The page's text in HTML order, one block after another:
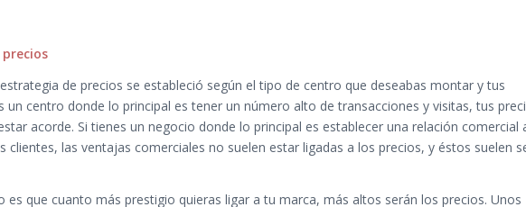
de precios se estableció según el tipo de centro que deseabas montar y tus
un centro donde lo principal es tener un número alto de transacciones y visitas, tus
acorde. Si tienes un negocio donde lo principal es establecer una relación comercial
clientes, las ventajas comerciales no suelen estar ligadas a los precios, y éstos suelen
es que cuanto más prestigio quieras ligar a tu marca, más altos serán los precios. Unos